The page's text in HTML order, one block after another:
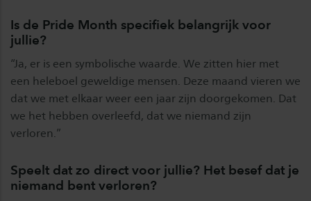
Is de Pride Month specifiek belangrijk voor
jullie?
“Ja, er is een symbolische waarde. We zitten hier met
een heleboel geweldige mensen. Deze maand vieren we
dat we met elkaar weer een jaar zijn doorgekomen. Dat
we het hebben overleefd, dat we niemand zijn
verloren.”
Speelt dat zo direct voor jullie? Het besef dat je
niemand bent verloren?